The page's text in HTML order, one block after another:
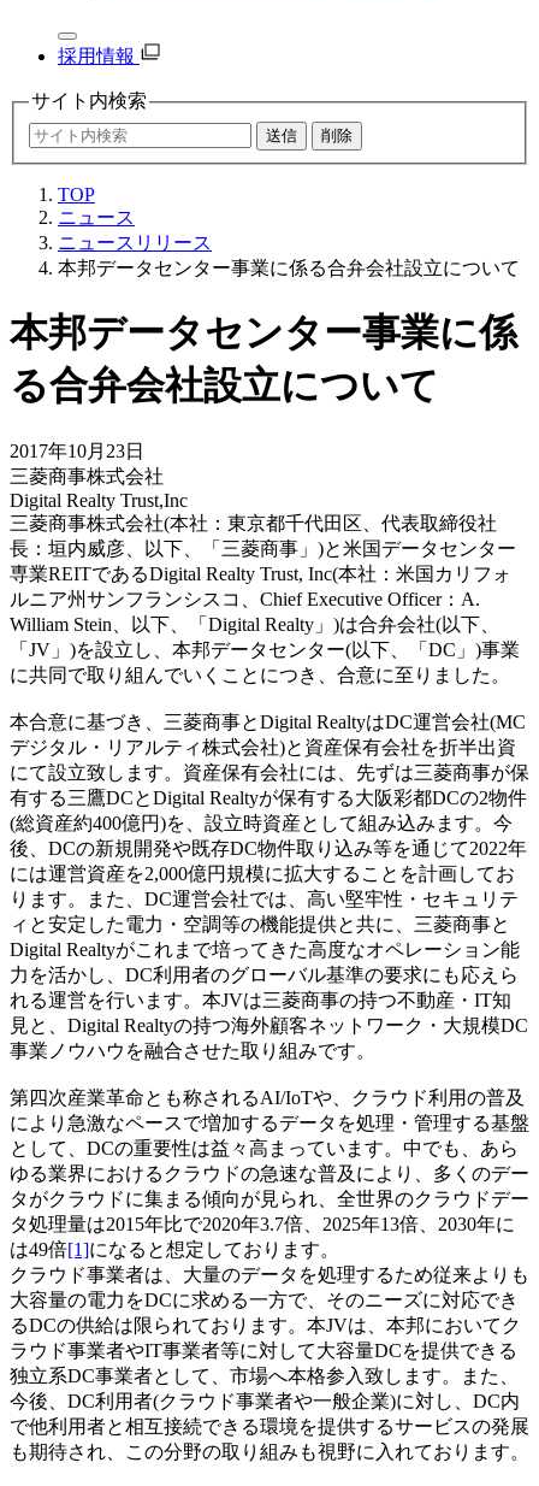
採用情報
サイト内検索
TOP
ニュース
ニュースリリース
本邦データセンター事業に係る合弁会社設立について
本邦データセンター事業に係
る合弁会社設立について
2017年10月23日
三菱商事株式会社
Digital Realty Trust,Inc
三菱商事株式会社(本社：東京都千代田区、代表取締役社
長：垣内威彦、以下、「三菱商事」)と米国データセンター
専業REITであるDigital Realty Trust, Inc(本社：米国カリフォ
ルニア州サンフランシスコ、Chief Executive Officer：A.
William Stein、以下、「Digital Realty」)は合弁会社(以下、
「JV」)を設立し、本邦データセンター(以下、「DC」)事業
に共同で取り組んでいくことにつき、合意に至りました。
本合意に基づき、三菱商事とDigital RealtyはDC運営会社(MC
デジタル・リアルティ株式会社)と資産保有会社を折半出資
にて設立致します。資産保有会社には、先ずは三菱商事が保
有する三鷹DCとDigital Realtyが保有する大阪彩都DCの2物件
(総資産約400億円)を、設立時資産として組み込みます。今
後、DCの新規開発や既存DC物件取り込み等を通じて2022年
には運営資産を2,000億円規模に拡大することを計画してお
ります。また、DC運営会社では、高い堅牢性・セキュリテ
ィと安定した電力・空調等の機能提供と共に、三菱商事と
Digital Realtyがこれまで培ってきた高度なオペレーション能
力を活かし、DC利用者のグローバル基準の要求にも応えら
れる運営を行います。本JVは三菱商事の持つ不動産・IT知
見と、Digital Realtyの持つ海外顧客ネットワーク・大規模DC
事業ノウハウを融合させた取り組みです。
第四次産業革命とも称されるAI/IoTや、クラウド利用の普及
により急激なペースで増加するデータを処理・管理する基盤
として、DCの重要性は益々高まっています。中でも、あら
ゆる業界におけるクラウドの急速な普及により、多くのデー
タがクラウドに集まる傾向が見られ、全世界のクラウドデー
タ処理量は2015年比で2020年3.7倍、2025年13倍、2030年に
は49倍[1]になると想定しております。
クラウド事業者は、大量のデータを処理するため従来よりも
大容量の電力をDCに求める一方で、そのニーズに対応でき
るDCの供給は限られております。本JVは、本邦においてク
ラウド事業者やIT事業者等に対して大容量DCを提供できる
独立系DC事業者として、市場へ本格参入致します。また、
今後、DC利用者(クラウド事業者や一般企業)に対し、DC内
で他利用者と相互接続できる環境を提供するサービスの発展
も期待され、この分野の取り組みも視野に入れております。